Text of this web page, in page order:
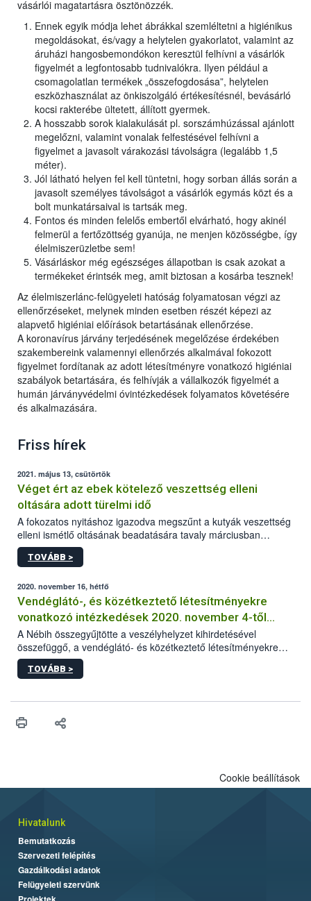
vásárlói magatartásra ösztönözzék.
Ennek egyik módja lehet ábrákkal szemléltetni a higiénikus
megoldásokat, és/vagy a helytelen gyakorlatot, valamint az
áruházi hangosbemondókon keresztül felhívni a vásárlók
figyelmét a legfontosabb tudnivalókra. Ilyen például a
csomagolatlan termékek „összefogdosása”, helytelen
eszközhasználat az önkiszolgáló értékesítésnél, bevásárló
kocsi rakterébe ültetett, állított gyermek.
A hosszabb sorok kialakulását pl. sorszámhúzással ajánlott
megelőzni, valamint vonalak felfestésével felhívni a
figyelmet a javasolt várakozási távolságra (legalább 1,5
méter).
Jól látható helyen fel kell tüntetni, hogy sorban állás során a
javasolt személyes távolságot a vásárlók egymás közt és a
bolt munkatársaival is tartsák meg.
Fontos és minden felelős embertől elvárható, hogy akinél
felmerül a fertőzöttség gyanúja, ne menjen közösségbe, így
élelmiszerüzletbe sem!
Vásárláskor még egészséges állapotban is csak azokat a
termékeket érintsék meg, amit biztosan a kosárba tesznek!
Az élelmiszerlánc-felügyeleti hatóság folyamatosan végzi az
ellenőrzéseket, melynek minden esetben részét képezi az
alapvető higiéniai előírások betartásának ellenőrzése.
A koronavírus járvány terjedésének megelőzése érdekében
szakembereink valamennyi ellenőrzés alkalmával fokozott
figyelmet fordítanak az adott létesítményre vonatkozó higiéniai
szabályok betartására, és felhívják a vállalkozók figyelmét a
humán járványvédelmi óvintézkedések folyamatos követésére
és alkalmazására.
Friss hírek
2021. május 13, csütörtök
Véget ért az ebek kötelező veszettség elleni
oltására adott türelmi idő
A fokozatos nyitáshoz igazodva megszűnt a kutyák veszettség
elleni ismétlő oltásának beadatására tavaly márciusban
elrendelt türelmi idő. A hatóság kéri az érintett kutyatartókat,
hogy lehetőség szerint mielőbb pótolják állatuknál az
TOVÁBB >
2020. november 16, hétfő
Vendéglátó-, és közétkeztető létesítményekre
vonatkozó intézkedések 2020. november 4-től
visszavonásig
A Nébih összegyűjtötte a veszélyhelyzet kihirdetésével
összefüggő, a vendéglátó- és közétkeztető létesítményekre
vonatkozó legfontosabb és aktuális információkat.
TOVÁBB >
Cookie beállítások
Hivatalunk
Bemutatkozás
Szervezeti felépítés
Gazdálkodási adatok
Felügyeleti szervünk